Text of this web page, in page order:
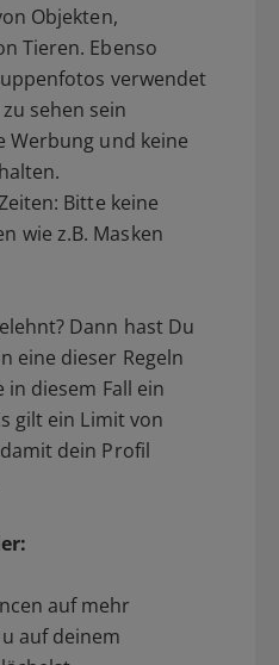
Objekten,
Tieren. Ebenso
verwendet
sehen sein
Werbung und keine
Bitte keine
wie z.B. Masken
Dann hast Du
eine dieser Regeln
diesem Fall ein
gilt ein Limit von
dein Profil
auf mehr
auf deinem